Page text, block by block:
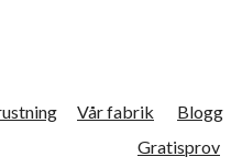
Vår fabrik
Blogg
Gratisprov